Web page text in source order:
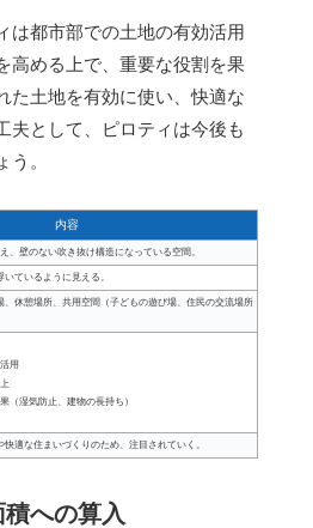
は都市部での土地の有効活用
高める上で、重要な役割を果
た土地を有効に使い、快適な
夫として、ピロティは今後も
。
内容
、壁のない吹き抜け構造になっている空間。
ているように見える。
、休憩場所、共用空間（子どもの遊び場、住民の交流場所
用
（湿気防止、建物の長持ち）
適な住まいづくりのため、注目されていく。
積への算入